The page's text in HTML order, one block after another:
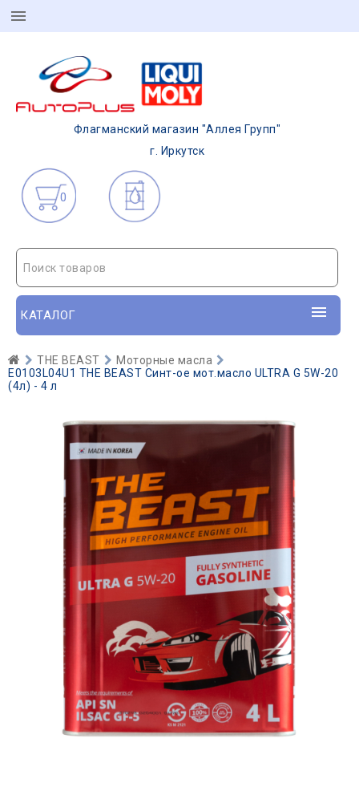
Флагманский магазин "Аллея Групп"
г. Иркутск
0
Поиск товаров
КАТАЛОГ
THE BEAST
Моторные масла
E0103L04U1 THE BEAST Синт-ое мот.масло ULTRA G 5W-20
(4л) - 4 л